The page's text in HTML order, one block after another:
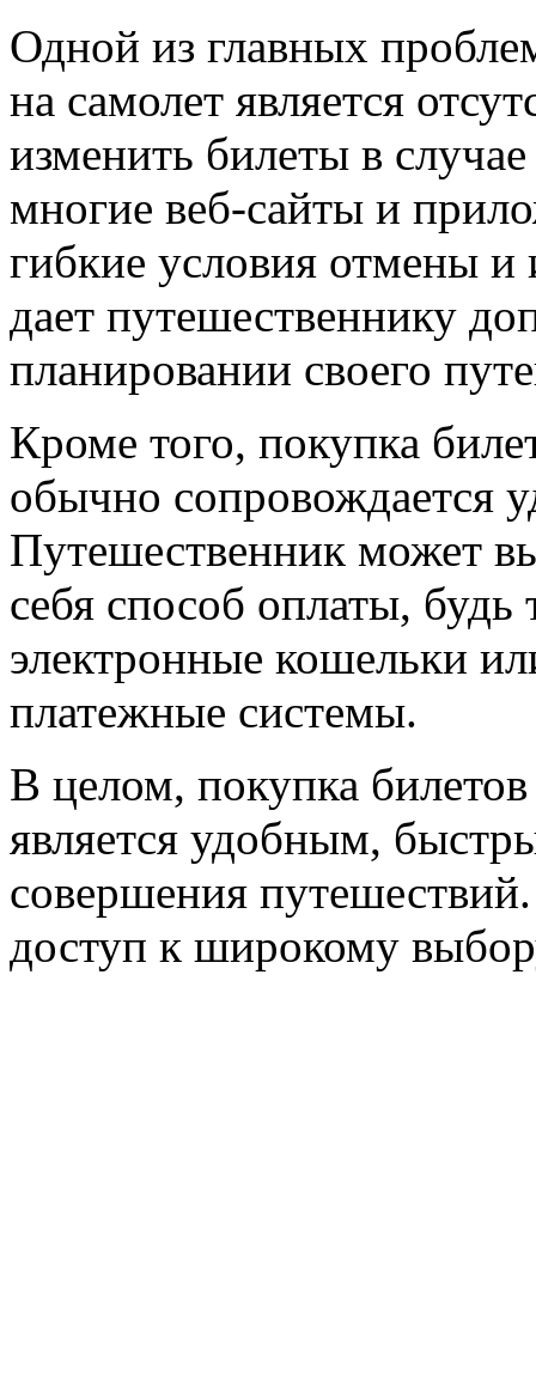
Одной из главных
на самолет является
изменить билеты в
многие веб-сайты и
гибкие условия отмены
дает путешественнику
планировании своего
Кроме того, покупка
обычно сопровождается
Путешественник может
себя способ оплаты, будь
электронные кошельки
платежные системы.
В целом, покупка
является удобным,
совершения
доступ к широкому